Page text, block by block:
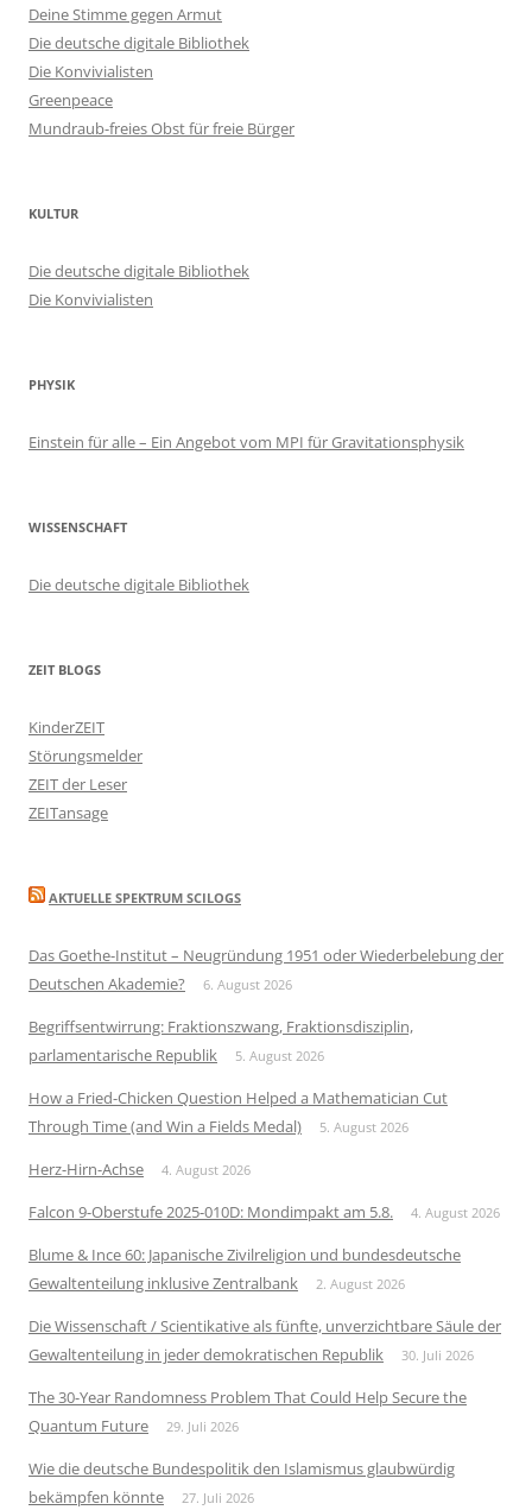
Deine Stimme gegen Armut
Die deutsche digitale Bibliothek
Die Konvivialisten
Greenpeace
Mundraub-freies Obst für freie Bürger
KULTUR
Die deutsche digitale Bibliothek
Die Konvivialisten
PHYSIK
Einstein für alle – Ein Angebot vom MPI für Gravitationsphysik
WISSENSCHAFT
Die deutsche digitale Bibliothek
ZEIT BLOGS
KinderZEIT
Störungsmelder
ZEIT der Leser
ZEITansage
AKTUELLE SPEKTRUM SCILOGS
Das Goethe-Institut – Neugründung 1951 oder Wiederbelebung der
Deutschen Akademie?
6. August 2026
Begriffsentwirrung: Fraktionszwang, Fraktionsdisziplin,
parlamentarische Republik
5. August 2026
How a Fried-Chicken Question Helped a Mathematician Cut
Through Time (and Win a Fields Medal)
5. August 2026
Herz-Hirn-Achse 4. August 2026
Falcon 9-Oberstufe 2025-010D: Mondimpakt am 5.8. 4. August 2026
Blume & Ince 60: Japanische Zivilreligion und bundesdeutsche
Gewaltenteilung inklusive Zentralbank
2. August 2026
Die Wissenschaft / Scientikative als fünfte, unverzichtbare Säule der
Gewaltenteilung in jeder demokratischen Republik
30. Juli 2026
The 30-Year Randomness Problem That Could Help Secure the
Quantum Future
29. Juli 2026
Wie die deutsche Bundespolitik den Islamismus glaubwürdig
bekämpfen könnte
27. Juli 2026